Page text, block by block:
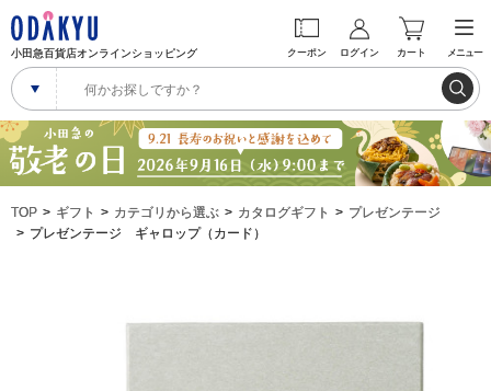
小田急百貨店オンラインショッピング クーポン ログイン カート メニュー
TOP ギフト カテゴリから選ぶ カタログギフト
プレゼンテージ
プレゼンテージ ギャロップ（カード）